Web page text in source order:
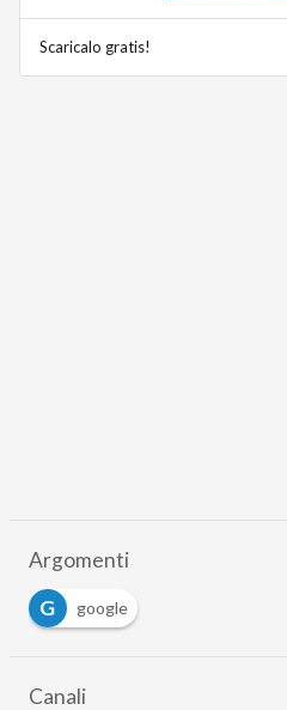
Scaricalo gratis!
Argomenti
G
google
Canali